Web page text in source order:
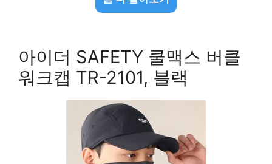
아이더 SAFETY 쿨맥스 버클
워크캡 TR-2101, 블랙